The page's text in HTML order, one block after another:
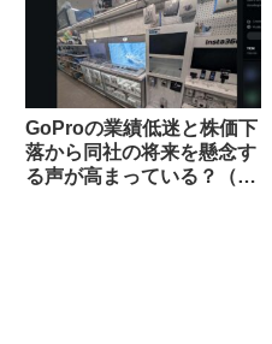
GoProの業績低迷と株価下
落から同社の将来を懸念す
る声が高まっている？（海